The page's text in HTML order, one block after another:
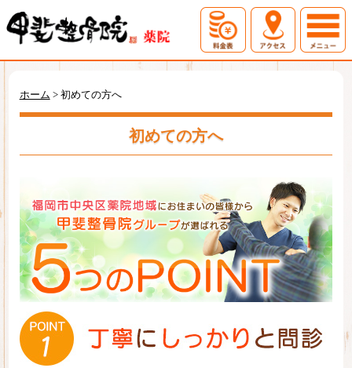
ホーム > 初めての方へ
初めての方へ